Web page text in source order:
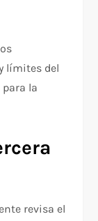
límites del
la
revisa el